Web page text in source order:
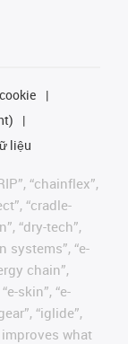
liệu
“chainflex”,
“cradle-
“dry-tech”,
systems”, “e-
chain”,
skin”, “e-
“iglide”,
improves what